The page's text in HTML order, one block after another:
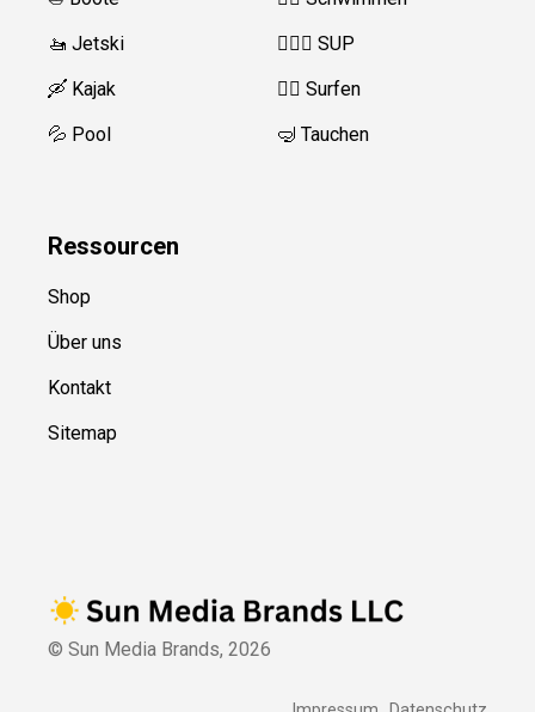
🚤 Jetski
🛶 Kajak
💦 Pool
🏄‍♀️🛶 SUP
🏄‍♂️ Surfen
🤿 Tauchen
Ressourcen
Shop
Über uns
Kontakt
Sitemap
© Sun Media Brands, 2026